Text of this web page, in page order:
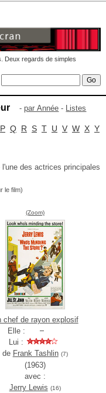
Deux regards de simples
-par Année - Listes
P Q R S T U V W X Y
l'une des actrices principales
le film)
(Zoom)
chef de rayon explosif
Elle :
Lui :
de Frank Tashlin (7)
(1963)
avec :
Jerry Lewis (16)